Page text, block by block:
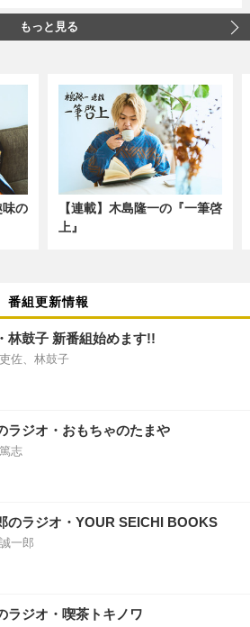
もっと見る
味の
【連載】木島隆一の『一筆啓
上』
番組更新情報
林鼓子 新番組始めます!!
佐、林鼓子
ラジオ・おもちゃのたまや
志
のラジオ・YOUR SEICHI BOOKS
一郎
ラジオ・喫茶トキノワ